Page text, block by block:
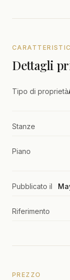
Dettagli
Tipo di proprietà
Stanze
Piano
Pubblicato il
Riferimento
PREZZO